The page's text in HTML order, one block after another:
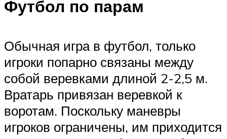
Футбол по парам
Обычная игра в футбол, только
игроки попарно связаны между
собой веревками длиной 2-2,5 м.
Вратарь привязан веревкой к
воротам. Поскольку маневры
игроков ограничены, им приходится